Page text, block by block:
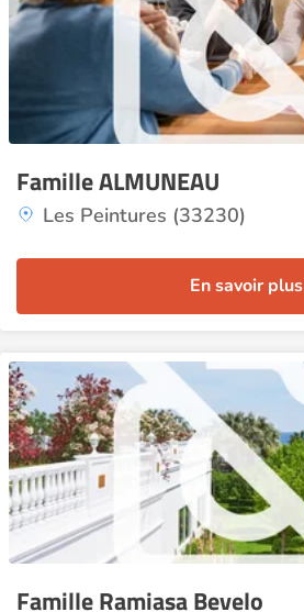
Famille ALMUNEAU
Les Peintures (33230)
En savoir plus
Famille Ramiasa Bevelo